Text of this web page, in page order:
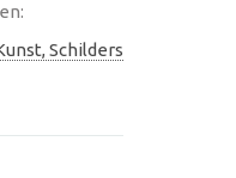
Schilders